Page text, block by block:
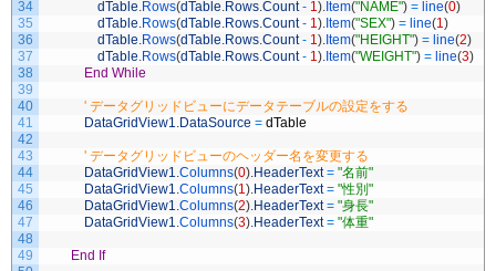
34
35
36
37
38
39
40
41
42
43
44
45
46
47
48
49
dTable.Rows(dTable.Rows.Count - 1). Item("NAME") = line(0)
dTable.Rows(dTable.Rows.Count - 1). Item("SEX") = line(1)
dTable.Rows(dTable.Rows.Count - 1). Item("HEIGHT") = line(2)
dTable.Rows(dTable.Rows.Count - 1). Item("WEIGHT") = line(3)
End While
' データグリッドビューにデータテーブルの設定をする
DataGridView1.DataSource = dTable
' データグリッドビューのヘッダー名を変更する
DataGridView1.Columns(0).HeaderText = "名前"
DataGridView1.Columns(1).HeaderText = "性別"
DataGridView1.Columns(2).HeaderText = "身長"
DataGridView1.Columns(3).HeaderText = "体重"
End If